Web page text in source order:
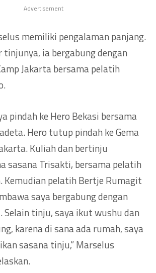
Advertisement
memiliki pengalaman panjang.
tinjunya, ia bergabung dengan
Jakarta bersama pelatih
pindah ke Hero Bekasi bersama
Hero tutup pindah ke Gema
Kuliah dan bertinju
sasana Trisakti, bersama pelatih
Kemudian pelatih Bertje Rumagit
saya bergabung dengan
Selain tinju, saya ikut wushu dan
karena di sana ada rumah, saya
sasana tinju,” Marselus